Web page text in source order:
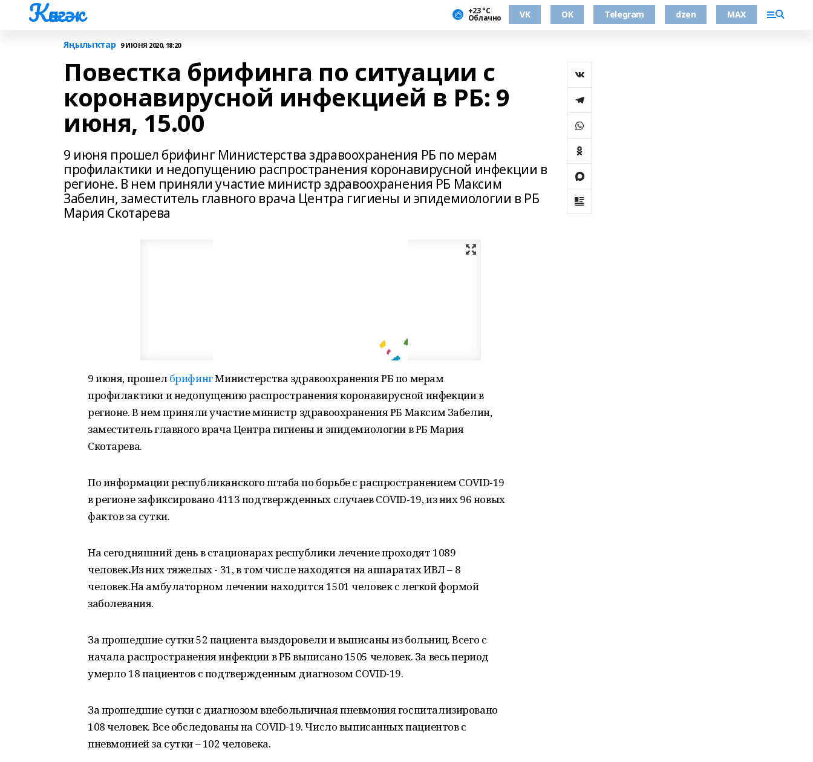
Көнгәк +23 °С
Облачно VK ОК Telegram dzen MAX
Яңылыҡтар 9 ИЮНЯ 2020, 18:20
Повестка брифинга по ситуации с
коронавирусной инфекцией в РБ: 9
июня, 15.00
9 июня прошел брифинг Министерства здравоохранения РБ по мерам
профилактики и недопущению распространения коронавирусной инфекции в
регионе. В нем приняли участие министр здравоохранения РБ Максим
Забелин, заместитель главного врача Центра гигиены и эпидемиологии в РБ
Мария Скотарева
9 июня, прошелбрифингМинистерства здравоохранения РБ по мерам
профилактики и недопущению распространения коронавирусной инфекции в
регионе. В нем приняли участие министр здравоохранения РБ Максим Забелин,
заместитель главного врача Центра гигиены и эпидемиологии в РБ Мария
Скотарева.
По информации республиканского штаба по борьбе с распространением COVID-19
в регионе зафиксировано 4113 подтвержденных случаев COVID-19, из них 96 новых
фактов за сутки.
На сегодняшний день в стационарах республики лечение проходят 1089
человек.Из них тяжелых - 31, в том числе находятся на аппаратах ИВЛ – 8
человек.На амбулаторном лечении находится 1501 человек с легкой формой
заболевания.
За прошедшие сутки 52 пациента выздоровели и выписаны из больниц. Всего с
начала распространения инфекции в РБ выписано 1505 человек. За весь период
умерло 18 пациентов с подтвержденным диагнозом COVID-19.
За прошедшие сутки с диагнозом внебольничная пневмония госпитализировано
108 человек. Все обследованы на COVID-19. Число выписанных пациентов с
пневмонией за сутки – 102 человека.